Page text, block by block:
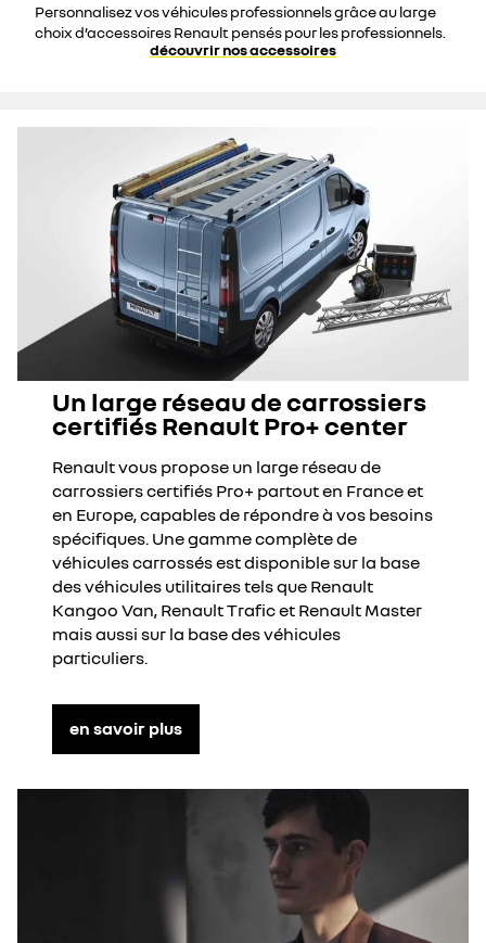
Personnalisez vos véhicules professionnels grâce au large
choix d’accessoires Renault pensés pour les professionnels.
découvrir nos accessoires
Un large réseau de carrossiers
certifiés Renault Pro+ center
Renault vous propose un large réseau de
carrossiers certifiés Pro+ partout en France et
en Europe, capables de répondre à vos besoins
spécifiques. Une gamme complète de
véhicules carrossés est disponible sur la base
des véhicules utilitaires tels que Renault
Kangoo Van, Renault Trafic et Renault Master
mais aussi sur la base des véhicules
particuliers.
en savoir plus